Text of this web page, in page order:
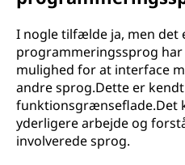
I nogle tilfælde ja, men det
programmeringssprog
mulighed for at interface
andre sprog.Dette er
funktionsgrænseflade.Det
yderligere arbejde og
involverede sprog.